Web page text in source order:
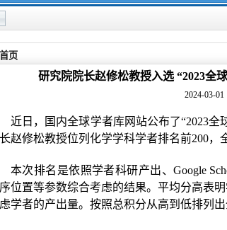
首页
研究院院长赵修松教授入选 “2023全
2024-03-01
近日，国内全球学者库网站公布了“2023全
赵修松教授位列化学学科学者排名前200，
本次排名是依照学者科研产出、 Google
位置等参数综合考虑的结果。平均分高表
学者的产出量。按照总积分从高到低排列